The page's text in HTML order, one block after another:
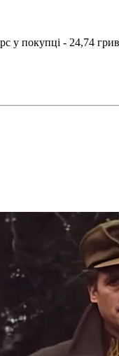
у покупці - 24,74